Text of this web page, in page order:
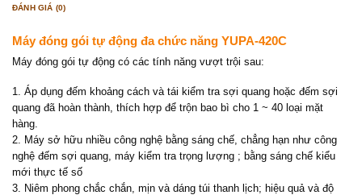
ĐÁNH GIÁ (0)
Máy đóng gói tự động đa chức năng YUPA-420C
Máy đóng gói tự động có các tính năng vượt trội sau:
1. Áp dụng đếm khoảng cách và tái kiểm tra sợi quang hoặc đếm sợi
quang đã hoàn thành, thích hợp để trộn bao bì cho 1 ~ 40 loại mặt
hàng.
2. Máy sở hữu nhiều công nghệ bằng sáng chế, chẳng hạn như công
nghệ đếm sợi quang, máy kiểm tra trọng lượng ; bằng sáng chế kiểu
mới thực tế số
3. Niêm phong chắc chắn, mịn và dáng túi thanh lịch; hiệu quả và độ